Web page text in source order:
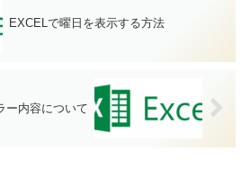
EXCELで曜日を表示する方法
ー内容について